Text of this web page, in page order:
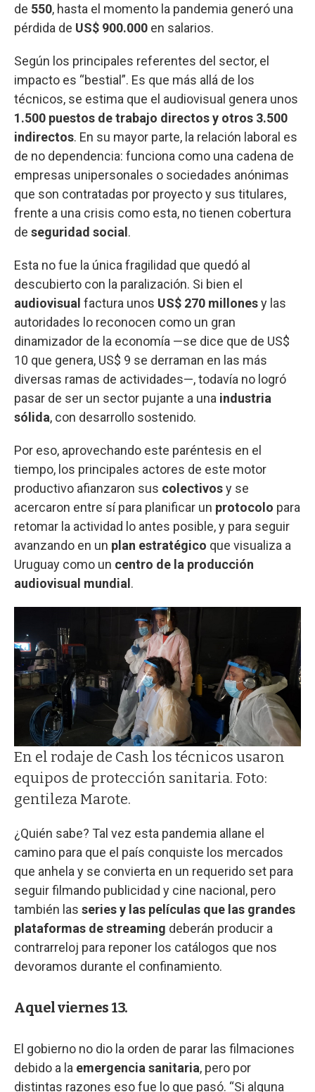
de 550, hasta el momento la pandemia generó una
pérdida de US$ 900.000 en salarios.
Según los principales referentes del sector, el
impacto es “bestial”. Es que más allá de los
técnicos, se estima que el audiovisual genera unos
1.500 puestos de trabajo directos y otros 3.500
indirectos. En su mayor parte, la relación laboral es
de no dependencia: funciona como una cadena de
empresas unipersonales o sociedades anónimas
que son contratadas por proyecto y sus titulares,
frente a una crisis como esta, no tienen cobertura
de seguridad social .
Esta no fue la única fragilidad que quedó al
descubierto con la paralización. Si bien el
audiovisual factura unos US$ 270 millonesy las
autoridades lo reconocen como un gran
dinamizador de la economía —se dice que de US$
10 que genera, US$ 9 se derraman en las más
diversas ramas de actividades—, todavía no logró
pasar de ser un sector pujante a una industria
sólida, con desarrollo sostenido.
Por eso, aprovechando este paréntesis en el
tiempo, los principales actores de este motor
productivo afianzaron sus colectivosy se
acercaron entre sí para planificar un protocolo para
retomar la actividad lo antes posible, y para seguir
avanzando en un plan estratégico que visualiza a
Uruguay como un centro de la producción
audiovisual mundial .
En el rodaje de Cash los técnicos usaron
equipos de protección sanitaria. Foto:
gentileza Marote.
¿Quién sabe? Tal vez esta pandemia allane el
camino para que el país conquiste los mercados
que anhela y se convierta en un requerido set para
seguir filmando publicidad y cine nacional, pero
también las series y las películas que las grandes
plataformas de streaming deberán producir a
contrarreloj para reponer los catálogos que nos
devoramos durante el confinamiento.
Aquel viernes 13.
El gobierno no dio la orden de parar las filmaciones
debido a la emergencia sanitaria, pero por
distintas razones eso fue lo que pasó. “Si alguna